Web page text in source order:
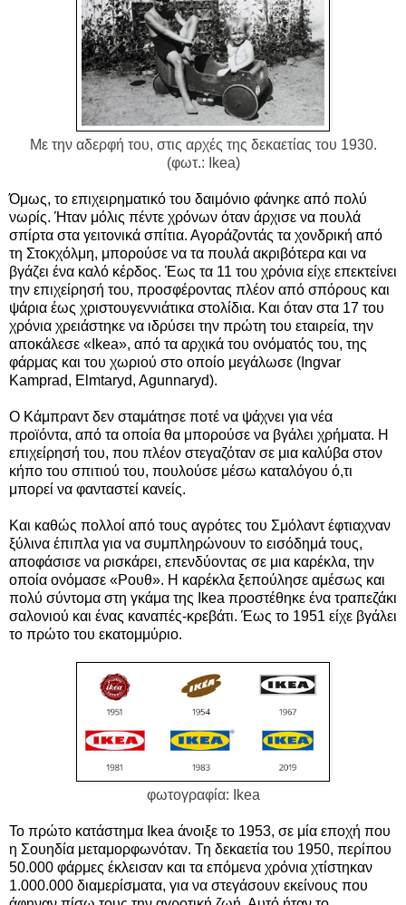
Με την αδερφή του, στις αρχές της δεκαετίας του 1930.
(φωτ.: Ikea)
Όμως, το επιχειρηματικό του δαιμόνιο φάνηκε από πολύ
νωρίς. Ήταν μόλις πέντε χρόνων όταν άρχισε να πουλά
σπίρτα στα γειτονικά σπίτια. Αγοράζοντάς τα χονδρική από
τη Στοκχόλμη, μπορούσε να τα πουλά ακριβότερα και να
βγάζει ένα καλό κέρδος. Έως τα 11 του χρόνια είχε επεκτείνει
την επιχείρησή του, προσφέροντας πλέον από σπόρους και
ψάρια έως χριστουγεννιάτικα στολίδια. Και όταν στα 17 του
χρόνια χρειάστηκε να ιδρύσει την πρώτη του εταιρεία, την
αποκάλεσε «Ikea», από τα αρχικά του ονόματός του, της
φάρμας και του χωριού στο οποίο μεγάλωσε (Ingvar
Kamprad, Elmtaryd, Agunnaryd).
Ο Κάμπραντ δεν σταμάτησε ποτέ να ψάχνει για νέα
προϊόντα, από τα οποία θα μπορούσε να βγάλει χρήματα. Η
επιχείρησή του, που πλέον στεγαζόταν σε μια καλύβα στον
κήπο του σπιτιού του, πουλούσε μέσω καταλόγου ό,τι
μπορεί να φανταστεί κανείς.
Και καθώς πολλοί από τους αγρότες του Σμόλαντ έφτιαχναν
ξύλινα έπιπλα για να συμπληρώνουν το εισόδημά τους,
αποφάσισε να ρισκάρει, επενδύοντας σε μια καρέκλα, την
οποία ονόμασε «Ρουθ». Η καρέκλα ξεπούλησε αμέσως και
πολύ σύντομα στη γκάμα της Ikea προστέθηκε ένα τραπεζάκι
σαλονιού και ένας καναπές-κρεβάτι. Έως το 1951 είχε βγάλει
το πρώτο του εκατομμύριο.
φωτογραφία: Ikea
Το πρώτο κατάστημα Ikea άνοιξε το 1953, σε μία εποχή που
η Σουηδία μεταμορφωνόταν. Τη δεκαετία του 1950, περίπου
50.000 φάρμες έκλεισαν και τα επόμενα χρόνια χτίστηκαν
1.000.000 διαμερίσματα, για να στεγάσουν εκείνους που